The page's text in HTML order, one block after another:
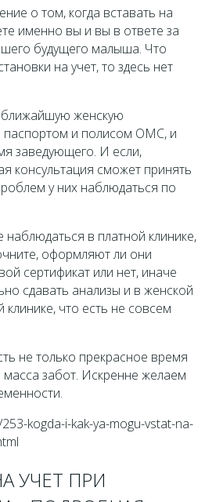
о том, когда вставать на
именно вы и вы в ответе за
будущего малыша. Что
на учет, то здесь нет
женскую
паспортом и полисом ОМС, и
заведующего. И если,
консультация сможет принять
у них наблюдаться по
в платной клинике,
оформляют ли они
сертификат или нет, иначе
сдавать анализы и в женской
клинике, что есть не совсем
не только прекрасное время
забот. Искренне желаем
kogda-i-kak-ya-mogu-vstat-na-
УЧЕТ ПРИ